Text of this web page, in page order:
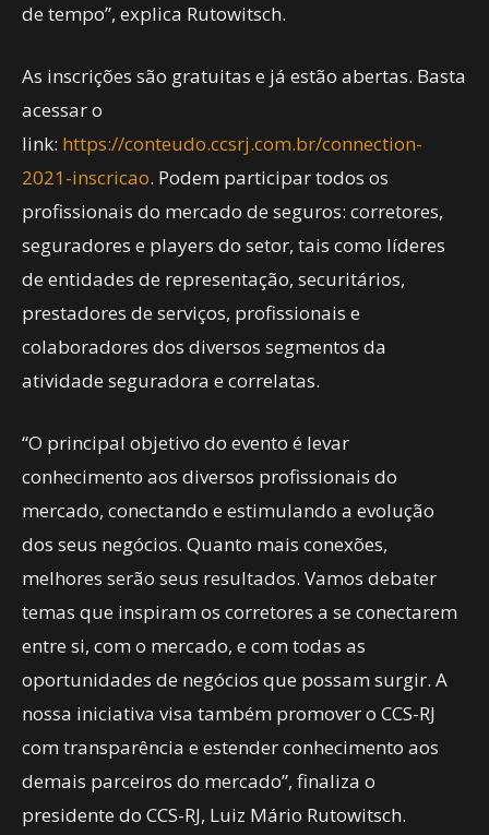
de tempo”, explica Rutowitsch.
As inscrições são gratuitas e já estão abertas. Basta
acessar o
link: https://conteudo.ccsrj.com.br/connection-
2021-inscricao. Podem participar todos os
profissionais do mercado de seguros: corretores,
seguradores e players do setor, tais como líderes
de entidades de representação, securitários,
prestadores de serviços, profissionais e
colaboradores dos diversos segmentos da
atividade seguradora e correlatas.
“O principal objetivo do evento é levar
conhecimento aos diversos profissionais do
mercado, conectando e estimulando a evolução
dos seus negócios. Quanto mais conexões,
melhores serão seus resultados. Vamos debater
temas que inspiram os corretores a se conectarem
entre si, com o mercado, e com todas as
oportunidades de negócios que possam surgir. A
nossa iniciativa visa também promover o CCS-RJ
com transparência e estender conhecimento aos
demais parceiros do mercado”, finaliza o
presidente do CCS-RJ, Luiz Mário Rutowitsch.